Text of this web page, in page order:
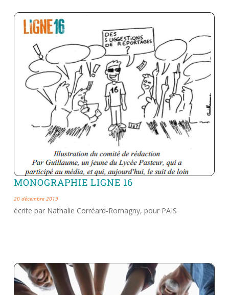
MONOGRAPHIE LIGNE 16
20 décembre 2019
écrite par Nathalie Corréard-Romagny, pour PAIS